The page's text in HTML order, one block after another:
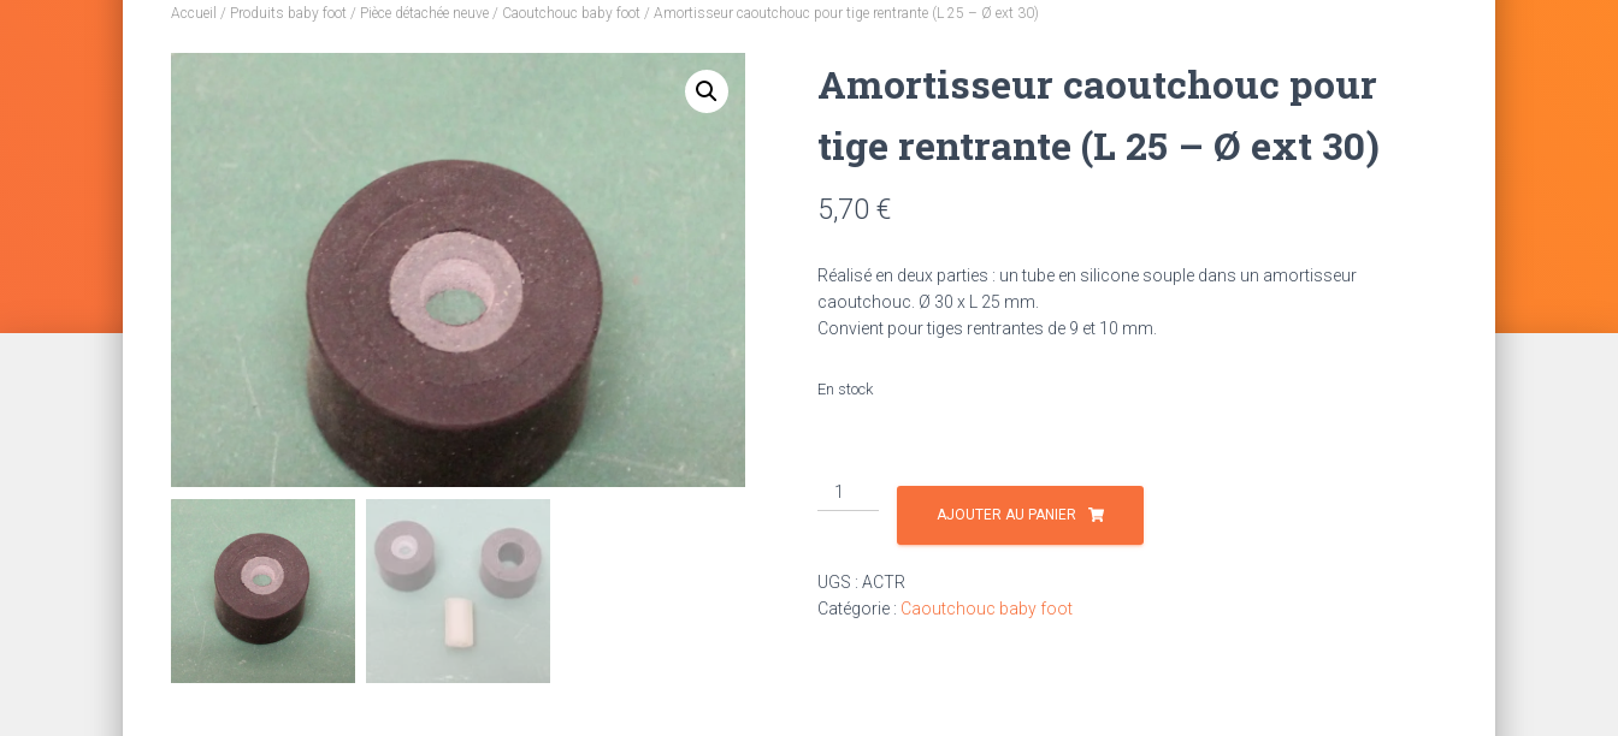
Accueil / Produits baby foot / Pièce détachée neuve / Caoutchouc baby foot / Amortisseur caoutchouc pour tige rentrante (L 25 – Ø ext 30)
Amortisseur caoutchouc pour
tige rentrante (L 25 – Ø ext 30)
5,70 €
Réalisé en deux parties : un tube en silicone souple dans un amortisseur
caoutchouc. Ø 30 x L 25 mm.
Convient pour tiges rentrantes de 9 et 10 mm.
En stock
quantité
de
Amortisseur
pour
tige
AJOUTER AU PANIER
UGS : ACTR
Catégorie : Caoutchouc baby foot